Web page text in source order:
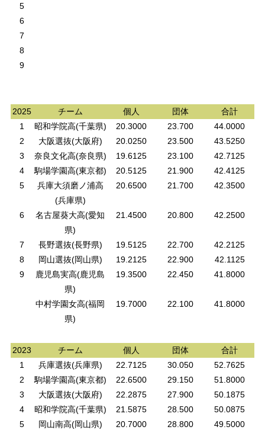
5
6
7
8
9
2025 チーム 個人 団体
合計
1
昭和学院高(千葉県) 20.3000 23.700
44.0000
2
大阪選抜(大阪府) 20.0250 23.500
43.5250
3
奈良文化高(奈良県) 19.6125 23.100
42.7125
4
駒場学園高(東京都) 20.5125 21.900
42.4125
5
兵庫大須磨ノ浦高
(兵庫県)
20.6500 21.700 42.3500
6
名古屋葵大高(愛知
県)
21.4500 20.800 42.2500
7 長野選抜(長野県) 19.5125 22.700
42.2125
8
岡山選抜(岡山県) 19.2125 22.900
42.1125
9
鹿児島実高(鹿児島
県)
19.3500 22.450 41.8000
中村学園女高(福岡
県)
19.7000 22.100 41.8000
2023 チーム 個人 団体
合計
1
兵庫選抜(兵庫県) 22.7125 30.050
52.7625
2
駒場学園高(東京都) 22.6500 29.150
51.8000
3
大阪選抜(大阪府) 22.2875 27.900
50.1875
4
昭和学院高(千葉県) 21.5875 28.500
50.0875
5
岡山南高(岡山県) 20.7000 28.800
49.5000